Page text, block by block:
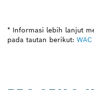
* Informasi lebih lanjut
pada tautan berikut: WAC